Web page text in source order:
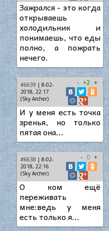
Зажрался - это когда
открываешь
холодильник и
понимаешь, что еды
полно, а пожрать
нечего.
#6639 | 8-02-
2018, 22:17
(Sky Archer)
- +2 +
И у меня есть точка
зренья, но только
пятая она...
#6638 | 8-02-
2018, 22:16
(Sky Archer)
- 0 +
О ком ещё
переживать
мне:ведь у меня
есть только я...